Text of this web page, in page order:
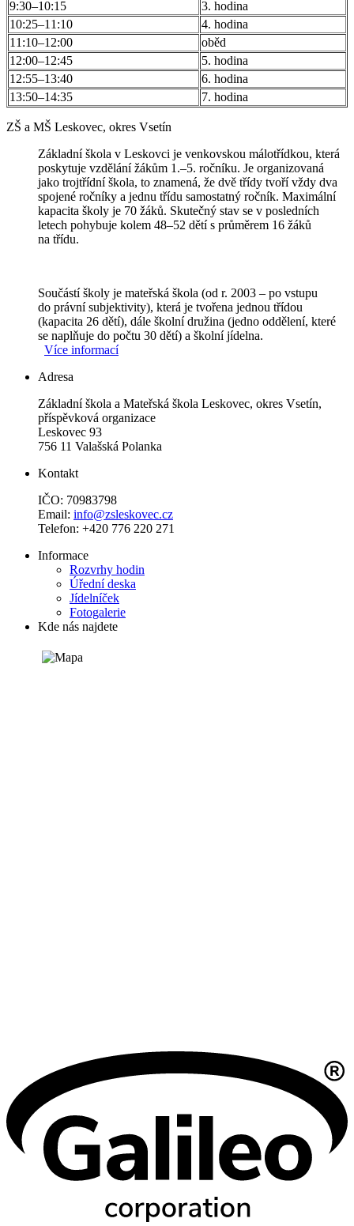
9:30–10:15
3. hodina
10:25–11:10
4. hodina
11:10–12:00
oběd
12:00–12:45
5. hodina
12:55–13:40
6. hodina
13:50–14:35
7. hodina
ZŠ a MŠ Leskovec, okres Vsetín
Základní škola v Leskovci je venkovskou málotřídkou, která
poskytuje vzdělání žákům 1.–5. ročníku. Je organizovaná
jako trojtřídní škola, to znamená, že dvě třídy tvoří vždy dva
spojené ročníky a jednu třídu samostatný ročník. Maximální
kapacita školy je 70 žáků. Skutečný stav se v posledních
letech pohybuje kolem 48–52 dětí s průměrem 16 žáků
na třídu.
Součástí školy je mateřská škola (od r. 2003 – po vstupu
do právní subjektivity), která je tvořena jednou třídou
(kapacita 26 dětí), dále školní družina (jedno oddělení, které
se naplňuje do počtu 30 dětí) a školní jídelna.
Více informací
Adresa
Základní škola a Mateřská škola Leskovec, okres Vsetín,
příspěvková organizace
Leskovec 93
756 11 Valašská Polanka
Kontakt
IČO: 70983798
Email: info@zsleskovec.cz
Telefon: +420 776 220 271
Informace
Rozvrhy hodin
Úřední deska
Jídelníček
Fotogalerie
Kde nás najdete